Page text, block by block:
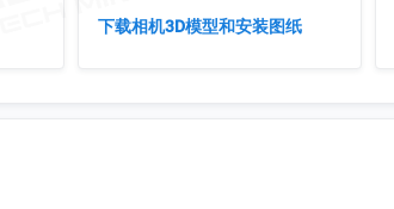
下载相机3D模型和安装图纸